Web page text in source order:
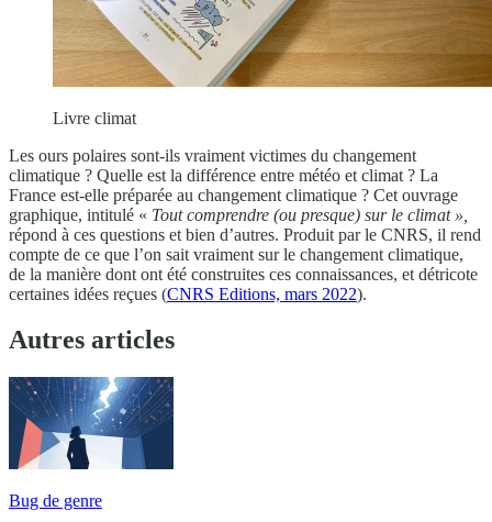
Livre climat
Les ours polaires sont-ils vraiment victimes du changement
climatique ? Quelle est la différence entre météo et climat ? La
France est-elle préparée au changement climatique ? Cet ouvrage
graphique, intitulé « Tout comprendre (ou presque) sur le climat »,
répond à ces questions et bien d’autres. Produit par le CNRS, il rend
compte de ce que l’on sait vraiment sur le changement climatique,
de la manière dont ont été construites ces connaissances, et détricote
certaines idées reçues (CNRS Editions, mars 2022).
Autres articles
Bug de genre